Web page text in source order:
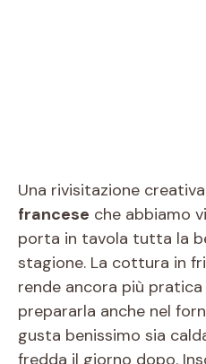
Una rivisitazione
francese che abbiamo
porta in tavola tutta la
stagione. La cottura in
rende ancora più
prepararla anche nel
gusta benissimo sia
fredda il giorno dopo.